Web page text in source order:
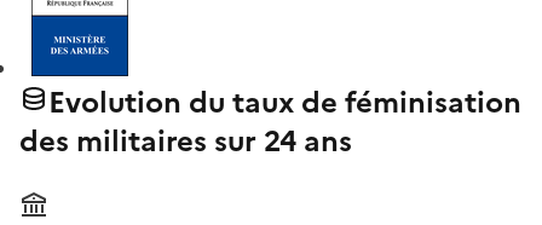
Evolution du taux de féminisation
des militaires sur 24 ans